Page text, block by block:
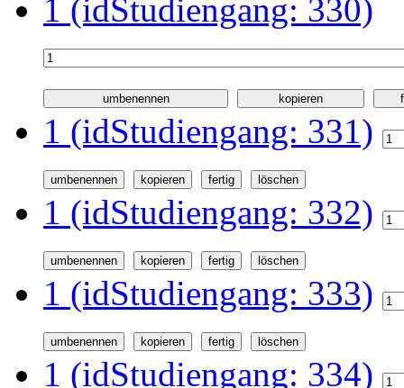
1 (idStudiengang: 330)
1 (idStudiengang: 331)
1 (idStudiengang: 332)
1 (idStudiengang: 333)
1 (idStudiengang: 334)